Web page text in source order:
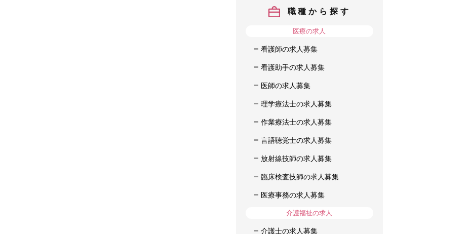
職種から探す
医療の求人
看護師の求人募集
看護助手の求人募集
医師の求人募集
理学療法士の求人募集
作業療法士の求人募集
言語聴覚士の求人募集
放射線技師の求人募集
臨床検査技師の求人募集
医療事務の求人募集
介護福祉の求人
介護士の求人募集